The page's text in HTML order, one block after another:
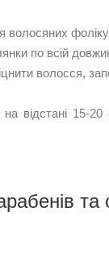
волосяних
по всій
волосся,
на відстані 15-
та